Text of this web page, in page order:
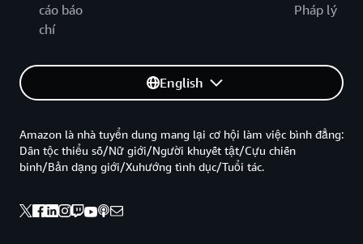
cáo báo
chí
Pháp lý
English
Amazon là nhà tuyển dung mang lại cơ hội làm việc bình đẳng:
Dân tộc thiểu số/Nữ giới/Người khuyết tật/Cựu chiến
binh/Bản dạng giới/Xuhướng tình dục/Tuổi tác.